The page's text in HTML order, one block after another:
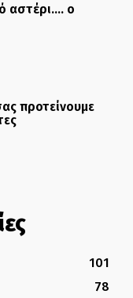
αστέρι…. ο
προτείνουμε
101
78